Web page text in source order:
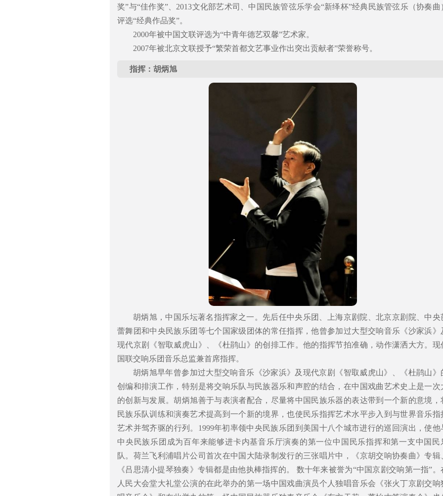
奖”与“佳作奖”、2013文化部艺术司、中国民族管弦乐学会“新绎杯”经典民族管弦乐（协奏曲
评选“经典作品奖”。
2000年被中国文联评选为“中青年德艺双馨”艺术家。
2007年被北京文联授予“繁荣首都文艺事业作出突出贡献者”荣誉称号。
指挥：胡炳旭
胡炳旭，中国乐坛著名指挥家之一。先后任中央乐团、上海京剧院、北京京剧院、中央
蕾舞团和中央民族乐团等七个国家级团体的常任指挥，他曾参加过大型交响音乐《沙家浜》
现代京剧《智取威虎山》、《杜鹃山》的创排工作。他的指挥节拍准确，动作潇洒大方。现
国联交响乐团音乐总监兼首席指挥。
胡炳旭早年曾参加过大型交响音乐《沙家浜》及现代京剧《智取威虎山》、《杜鹃山》
创编和排演工作，特别是将交响乐队与民族器乐和声腔的结合，在中国戏曲艺术史上是一次
的创新与发展。胡炳旭善于与表演者配合，尽量将中国民族乐器的表达带到一个新的意境，
民族乐队训练和演奏艺术提高到一个新的境界，也使民乐指挥艺术水平步入到与世界音乐指
艺术并驾齐驱的行列。1999年初率领中央民族乐团到美国十八个城市进行的巡回演出，使他
中央民族乐团成为百年来能够进卡内基音乐厅演奏的第一位中国民乐指挥和第一支中国民
队。荷兰飞利浦唱片公司首次在中国大陆录制发行的三张唱片中，《京胡交响协奏曲》专辑
《吕思清小提琴独奏》专辑都是由他执棒指挥的。 数十年来被誉为“中国京剧交响第一指”。
人民大会堂大礼堂公演的在此举办的第一场中国戏曲演员个人独唱音乐会《张火丁京剧交响